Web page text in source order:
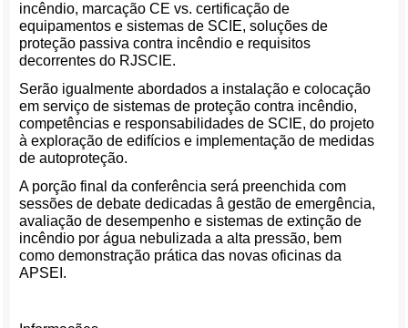
incêndio, marcação CE vs. certificação de
equipamentos e sistemas de SCIE, soluções de
proteção passiva contra incêndio e requisitos
decorrentes do RJSCIE.
Serão igualmente abordados a instalação e colocação
em serviço de sistemas de proteção contra incêndio,
competências e responsabilidades de SCIE, do projeto
à exploração de edifícios e implementação de medidas
de autoproteção.
A porção final da conferência será preenchida com
sessões de debate dedicadas â gestão de emergência,
avaliação de desempenho e sistemas de extinção de
incêndio por água nebulizada a alta pressão, bem
como demonstração prática das novas oficinas da
APSEI.